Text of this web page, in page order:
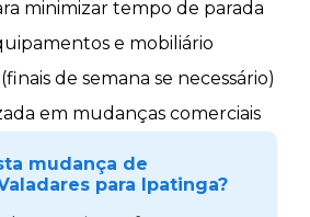
minimizar tempo de parada
e mobiliário
de semana se necessário)
em mudanças comerciais
mudança de
para Ipatinga?